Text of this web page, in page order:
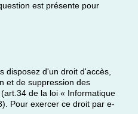
est présente pour
disposez d'un droit d'accès,
et de suppression des
de la loi « Informatique
Pour exercer ce droit par e-